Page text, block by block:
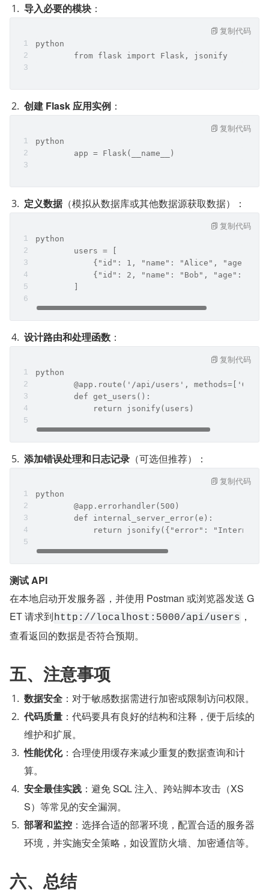
导入必要的模块 ：
python
	from flask import Flask, jsonify
复制代码
创建 Flask 应用实例 ：
python
	app = Flask(__name__)
复制代码
定义数据（模拟从数据库或其他数据源获取数据）：
python
	users = [
{"id": 1, "name": "Alice", "age":
{"id": 2, "name": "Bob", "age":
复制代码
设计路由和处理函数 ：
python
@app.route('/api/users',
	def get_users():
	    return jsonify(users)
复制代码
添加错误处理和日志记录 （可选但推荐）：
python
	@app.errorhandler(500)
	def internal_server_error(e):
return jsonify({"error": "Internal
复制代码
测试 API
在本地启动开发服务器，并使用 Postman 或浏览器发送 G
ET 请求到http://localhost:5000/api/users ，
查看返回的数据是否符合预期。
五、注意事项
数据安全 ：对于敏感数据需进行加密或限制访问权限。
代码质量 ：代码要具有良好的结构和注释，便于后续的
维护和扩展。
性能优化：合理使用缓存来减少重复的数据查询和计
算。
安全最佳实践 ：避免 SQL 注入、跨站脚本攻击（XS
S）等常见的安全漏洞。
部署和监控 ：选择合适的部署环境，配置合适的服务器
环境，并实施安全策略，如设置防火墙、加密通信等。
六、总结